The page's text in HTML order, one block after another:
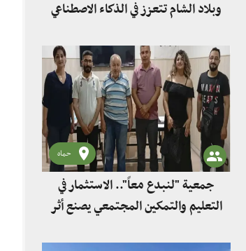
وبلاد الشام تتعزز في الذكاء الاصطناعي
حماه
جمعية "لنبدع معاً".. الاستثمار في
التعليم والتمكين المجتمعي يصنع أثر